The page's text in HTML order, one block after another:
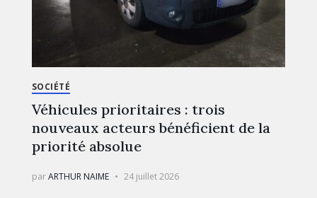
SOCIÉTÉ
Véhicules prioritaires : trois
nouveaux acteurs bénéficient de la
priorité absolue
parARTHUR NAIME 24 juillet 2026